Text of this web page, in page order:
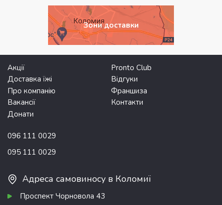
Зони доставки
Акції
Pronto Club
Доставка їжі
Відгуки
Про компанію
Франшиза
Вакансії
Контакти
Донати
096 111 0029
095 111 0029
Адреса самовиносу в Коломиї
Проспект Чорновола 43